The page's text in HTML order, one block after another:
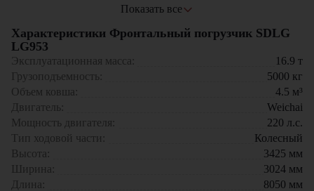
ограниченных пространствах.
Фронтальный погрузчик SDLG LG953 станет надежным
помощником в строительных и сельскохозяйственных работах,
Показать все
Характеристики Фронтальный погрузчик SDLG
LG953
Эксплуатационная масса: 16.9 т
Грузоподъемность:
5000 кг
Объем ковша:
4.5 м³
Двигатель:
Weichai
Мощность двигателя:
220 л.с.
Тип ходовой части:
Колесный
Высота:
3425 мм
Ширина:
3024 мм
Длина:
8050 мм